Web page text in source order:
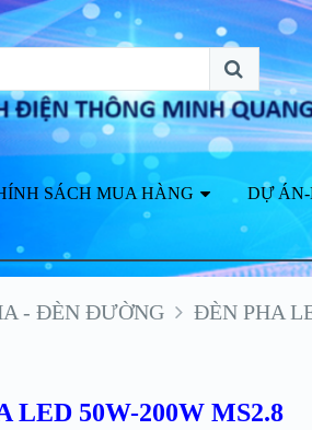
SÁCH MUA HÀNG DỰ
- ĐÈN ĐƯỜNG ĐÈN PHA
LED 50W-200W MS2.8